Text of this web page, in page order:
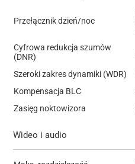
Przełącznik dzień/noc
Cyfrowa redukcja szumów
(DNR)
Szeroki zakres dynamiki (WDR)
Kompensacja BLC
Zasięg noktowizora
Wideo i audio